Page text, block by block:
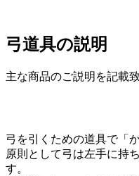
弓道具の説明
主な商品のご説明を記載
弓を引くための道具で「
原則として弓は左手に持
す。